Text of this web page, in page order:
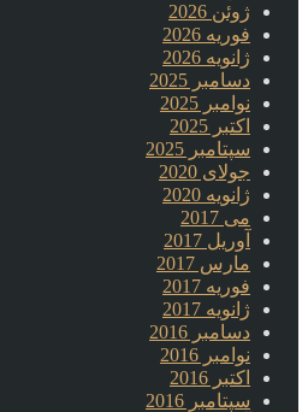
ژوئن 2026
فوریه 2026
ژانویه 2026
دسامبر 2025
نوامبر 2025
اکتبر 2025
سپتامبر 2025
جولای 2020
ژانویه 2020
می 2017
آوریل 2017
مارس 2017
فوریه 2017
ژانویه 2017
دسامبر 2016
نوامبر 2016
اکتبر 2016
سپتامبر 2016